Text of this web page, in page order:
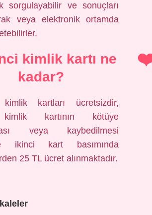
sorgulayabilir ve sonuçları
veya elektronik ortamda
kimlik kartı ne
kadar?
kartları ücretsizdir,
kartının kötüye
veya kaybedilmesi
ikinci kart basımında
25 TL ücret alınmaktadır.